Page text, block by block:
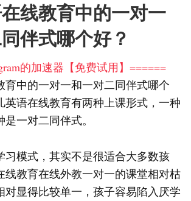
线教育中的一对一
伴式哪个好？
的加速器【免费试用】======
育中的一对一和一对二同伴式哪个
英语在线教育有两种上课形式，一种
一对二同伴式。
模式，其实不是很适合大多数孩
线教育在线外教一对一的课堂相对枯
对显得比较单一，孩子容易陷入厌学